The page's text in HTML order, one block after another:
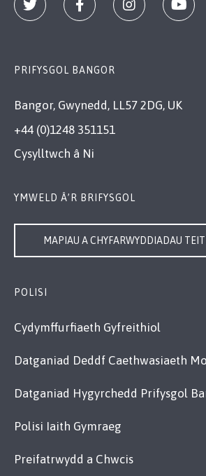
PRIFYSGOL BANGOR
Bangor, Gwynedd, LL57 2DG, UK
+44 (0)1248 351151
Cysylltwch â Ni
YMWELD Â’R BRIFYSGOL
MAPIAU A CHYFARWYDDIADAU
POLISI
Cydymffurfiaeth Gyfreithiol
Datganiad Deddf Caethwasiaeth
Datganiad Hygyrchedd Prifysgol
Polisi Iaith Gymraeg
Preifatrwydd a Chwcis